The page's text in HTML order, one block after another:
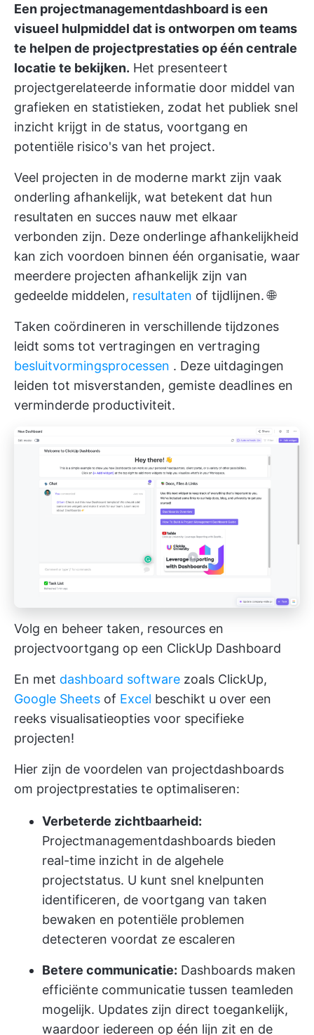
Een projectmanagementdashboard is een
visueel hulpmiddel dat is ontworpen om teams
te helpen de projectprestaties op één centrale
locatie te bekijken. Het presenteert
projectgerelateerde informatie door middel van
grafieken en statistieken, zodat het publiek snel
inzicht krijgt in de status, voortgang en
potentiële risico's van het project.
Veel projecten in de moderne markt zijn vaak
onderling afhankelijk, wat betekent dat hun
resultaten en succes nauw met elkaar
verbonden zijn. Deze onderlinge afhankelijkheid
kan zich voordoen binnen één organisatie, waar
meerdere projecten afhankelijk zijn van
gedeelde middelen, resultaten of tijdlijnen. 🌐
Taken coördineren in verschillende tijdzones
leidt soms tot vertragingen en vertraging
besluitvormingsprocessen . Deze uitdagingen
leiden tot misverstanden, gemiste deadlines en
verminderde productiviteit.
Volg en beheer taken, resources en
projectvoortgang op een ClickUp Dashboard
En met dashboard software zoals ClickUp,
Google Sheets of Excel beschikt u over een
reeks visualisatieopties voor specifieke
projecten!
Hier zijn de voordelen van projectdashboards
om projectprestaties te optimaliseren:
Verbeterde zichtbaarheid:
Projectmanagementdashboards bieden
real-time inzicht in de algehele
projectstatus. U kunt snel knelpunten
identificeren, de voortgang van taken
bewaken en potentiële problemen
detecteren voordat ze escaleren
Betere communicatie: Dashboards maken
efficiënte communicatie tussen teamleden
mogelijk. Updates zijn direct toegankelijk,
waardoor iedereen op één lijn zit en de